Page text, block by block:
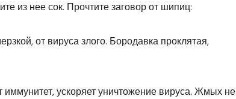
из нее сок. Прочтите заговор от шипиц:
от вируса злого. Бородавка проклятая,
ускоряет уничтожение вируса. Жмых не